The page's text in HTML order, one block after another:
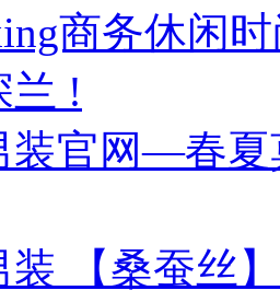
商务休闲
兰 !
装官网—春夏
装 【桑蚕丝